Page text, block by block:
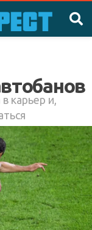
карьер и,